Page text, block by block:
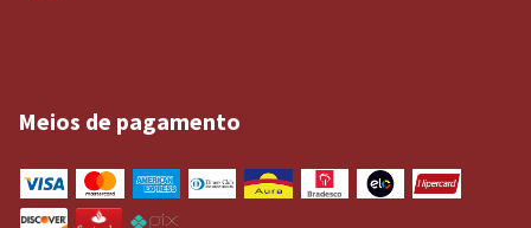
Meios de pagamento